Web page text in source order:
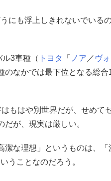
にも浮上しきれないでいる
3車種（ トヨタ 「 ノア ／ ヴ
のなかでは最下位となる総合
もはや別世界だが、せめて
が、現実は厳しい。
な理想」というものは、「
うことなのだろう。